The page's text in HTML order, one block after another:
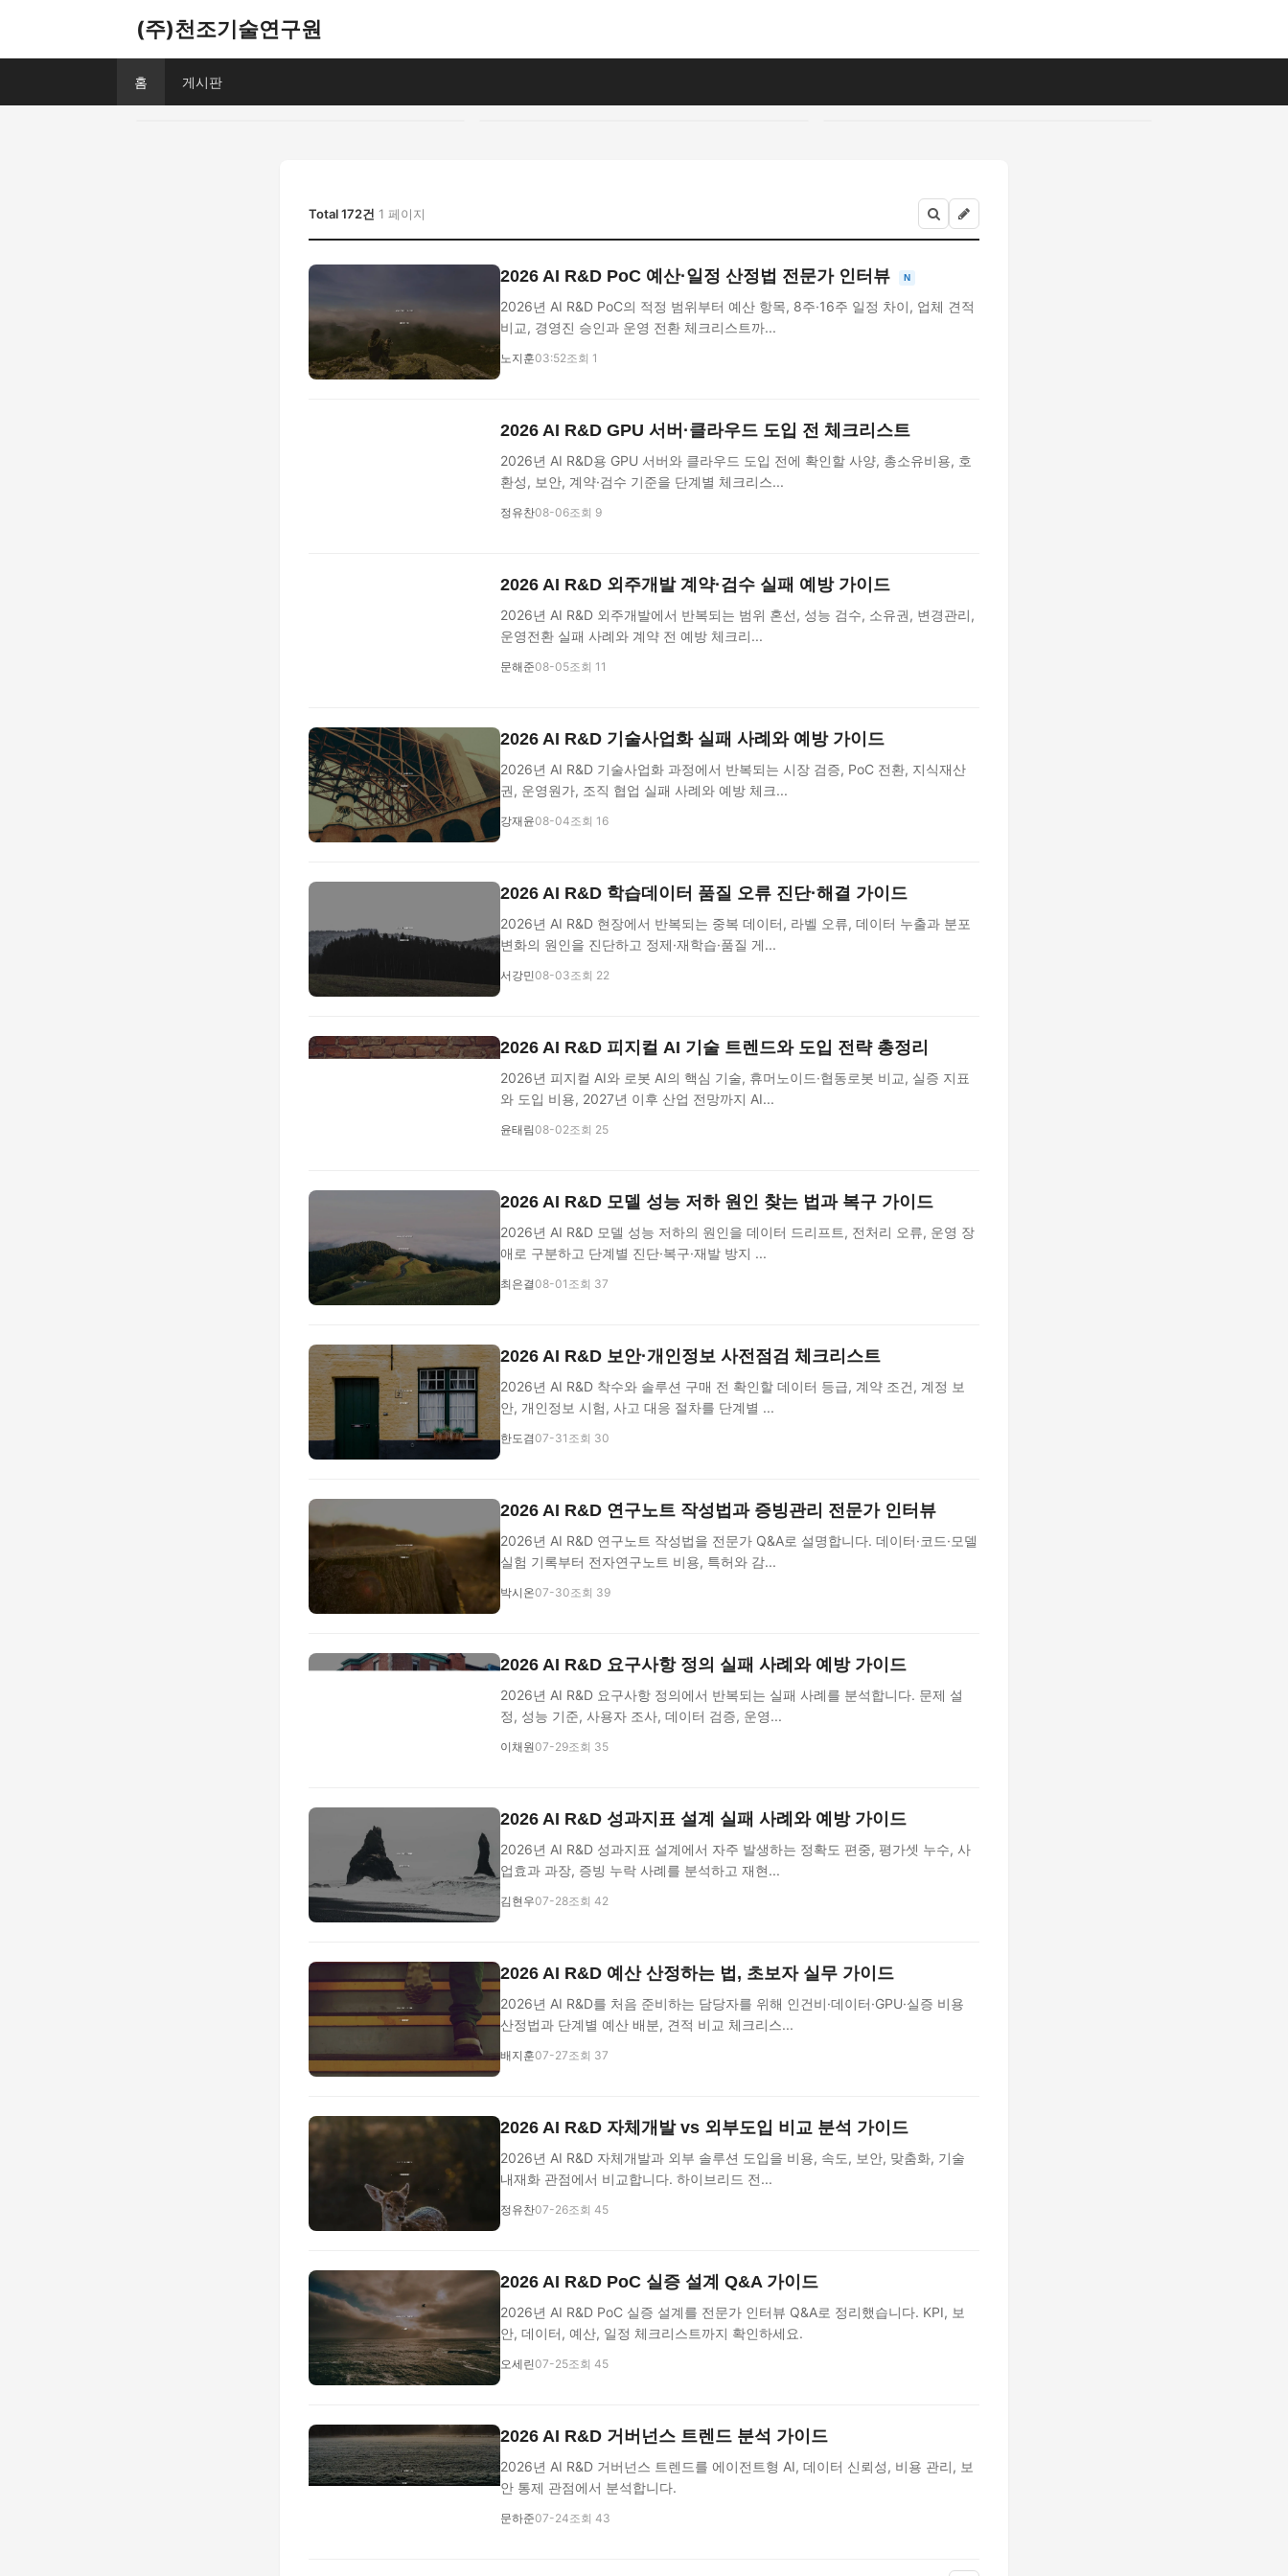
(주)천조기술연구원
홈 게시판
Total 172건 1 페이지
2026 AI R&D PoC 예산·일정 산정법 전문가 인터뷰 N
2026년 AI R&D PoC의 적정 범위부터 예산 항목, 8주·16주 일정 차이, 업체 견적
비교, 경영진 승인과 운영 전환 체크리스트까...
노지훈03:52조회 1
2026 AI R&D GPU 서버·클라우드 도입 전 체크리스트
2026년 AI R&D용 GPU 서버와 클라우드 도입 전에 확인할 사양, 총소유비용, 호
환성, 보안, 계약·검수 기준을 단계별 체크리스...
정유찬08-06조회 9
2026 AI R&D 외주개발 계약·검수 실패 예방 가이드
2026년 AI R&D 외주개발에서 반복되는 범위 혼선, 성능 검수, 소유권, 변경관리,
운영전환 실패 사례와 계약 전 예방 체크리...
문해준08-05조회 11
2026 AI R&D 기술사업화 실패 사례와 예방 가이드
2026년 AI R&D 기술사업화 과정에서 반복되는 시장 검증, PoC 전환, 지식재산
권, 운영원가, 조직 협업 실패 사례와 예방 체크...
강재윤08-04조회 16
2026 AI R&D 학습데이터 품질 오류 진단·해결 가이드
2026년 AI R&D 현장에서 반복되는 중복 데이터, 라벨 오류, 데이터 누출과 분포
변화의 원인을 진단하고 정제·재학습·품질 게...
서강민08-03조회 22
2026 AI R&D 피지컬 AI 기술 트렌드와 도입 전략 총정리
2026년 피지컬 AI와 로봇 AI의 핵심 기술, 휴머노이드·협동로봇 비교, 실증 지표
와 도입 비용, 2027년 이후 산업 전망까지 AI...
윤태림08-02조회 25
2026 AI R&D 모델 성능 저하 원인 찾는 법과 복구 가이드
2026년 AI R&D 모델 성능 저하의 원인을 데이터 드리프트, 전처리 오류, 운영 장
애로 구분하고 단계별 진단·복구·재발 방지 ...
최은결08-01 조회 37
2026 AI R&D 보안·개인정보 사전점검 체크리스트
2026년 AI R&D 착수와 솔루션 구매 전 확인할 데이터 등급, 계약 조건, 계정 보
안, 개인정보 시험, 사고 대응 절차를 단계별 ...
한도겸07-31 조회 30
2026 AI R&D 연구노트 작성법과 증빙관리 전문가 인터뷰
2026년 AI R&D 연구노트 작성법을 전문가 Q&A로 설명합니다. 데이터·코드·모델
실험 기록부터 전자연구노트 비용, 특허와 감...
박시온07-30조회 39
2026 AI R&D 요구사항 정의 실패 사례와 예방 가이드
2026년 AI R&D 요구사항 정의에서 반복되는 실패 사례를 분석합니다. 문제 설
정, 성능 기준, 사용자 조사, 데이터 검증, 운영...
이채원07-29조회 35
2026 AI R&D 성과지표 설계 실패 사례와 예방 가이드
2026년 AI R&D 성과지표 설계에서 자주 발생하는 정확도 편중, 평가셋 누수, 사
업효과 과장, 증빙 누락 사례를 분석하고 재현...
김현우07-28조회 42
2026 AI R&D 예산 산정하는 법, 초보자 실무 가이드
2026년 AI R&D를 처음 준비하는 담당자를 위해 인건비·데이터·GPU·실증 비용
산정법과 단계별 예산 배분, 견적 비교 체크리스...
배지훈07-27조회 37
2026 AI R&D 자체개발 vs 외부도입 비교 분석 가이드
2026년 AI R&D 자체개발과 외부 솔루션 도입을 비용, 속도, 보안, 맞춤화, 기술
내재화 관점에서 비교합니다. 하이브리드 전...
정유찬07-26조회 45
2026 AI R&D PoC 실증 설계 Q&A 가이드
2026년 AI R&D PoC 실증 설계를 전문가 인터뷰 Q&A로 정리했습니다. KPI, 보
안, 데이터, 예산, 일정 체크리스트까지 확인하세요.
오세린07-25조회 45
2026 AI R&D 거버넌스 트렌드 분석 가이드
2026년 AI R&D 거버넌스 트렌드를 에이전트형 AI, 데이터 신뢰성, 비용 관리, 보
안 통제 관점에서 분석합니다.
문하준07-24조회 43